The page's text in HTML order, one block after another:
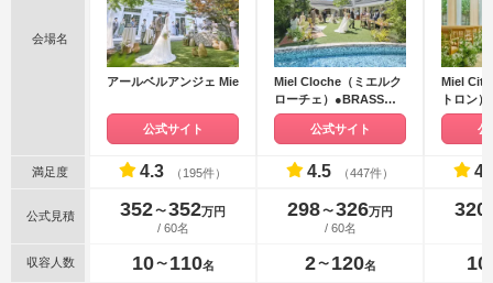
会場名
アールベルアンジェ Mie
公式サイト
Miel Cloche（ミエルク
ローチェ）●BRASSグ
ループ
公式サイト
Miel
トロン
ープ
公
満足度 4.3 （195件） 4.5 （447件）
公式見積 352〜352万円
/ 60名
298〜326万円
/ 60名
320
収容人数 10 〜 110名 2 〜 120名 10